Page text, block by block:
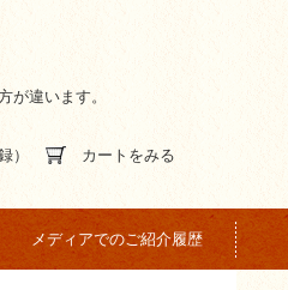
が違います。
） カートをみる
メディアでのご紹介履歴